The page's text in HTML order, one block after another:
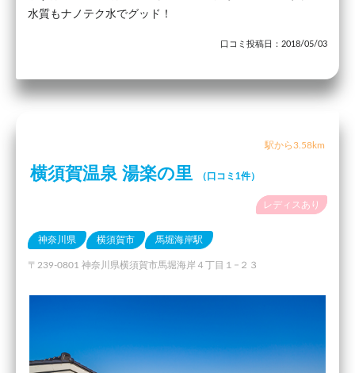
水質もナノテク水でグッド！
口コミ投稿日：2018/05/03
駅から3.58km
横須賀温泉 湯楽の里 （口コミ1件）
レディスあり
神奈川県 横須賀市 馬堀海岸駅
〒239-0801 神奈川県横須賀市馬堀海岸４丁目１−２３